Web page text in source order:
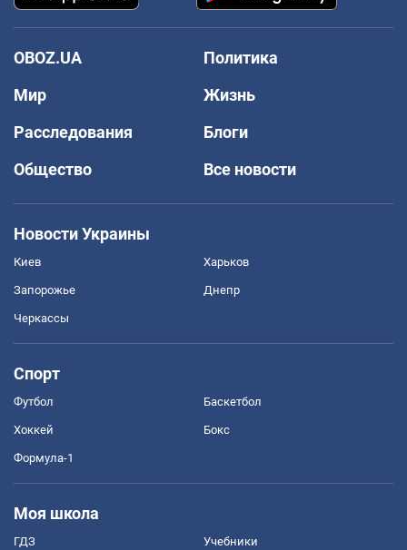
OBOZ.UA
Политика
Мир
Жизнь
Расследования
Блоги
Общество
Все новости
Новости Украины
Киев Харьков
Запорожье Днепр
Черкассы
Спорт
Футбол Баскетбол
Хоккей Бокс
Формула-1
Моя школа
ГДЗ Учебники